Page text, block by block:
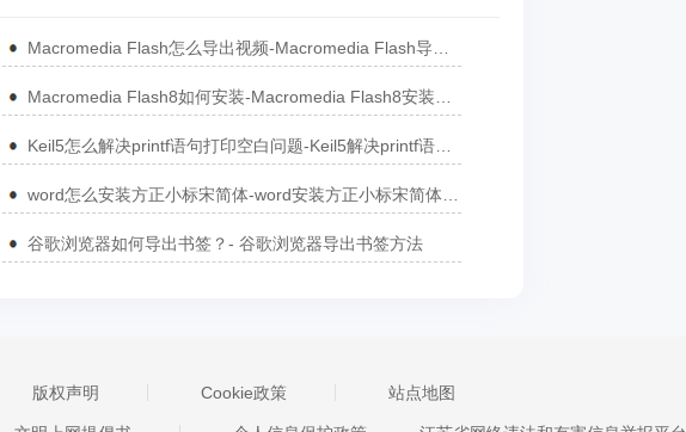
谷歌浏览器如何导出书签？- 谷歌浏览器导出书签方法
版权声明 Cookie政策 站点地图